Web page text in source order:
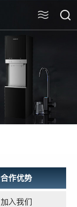
合作优势
加入我们